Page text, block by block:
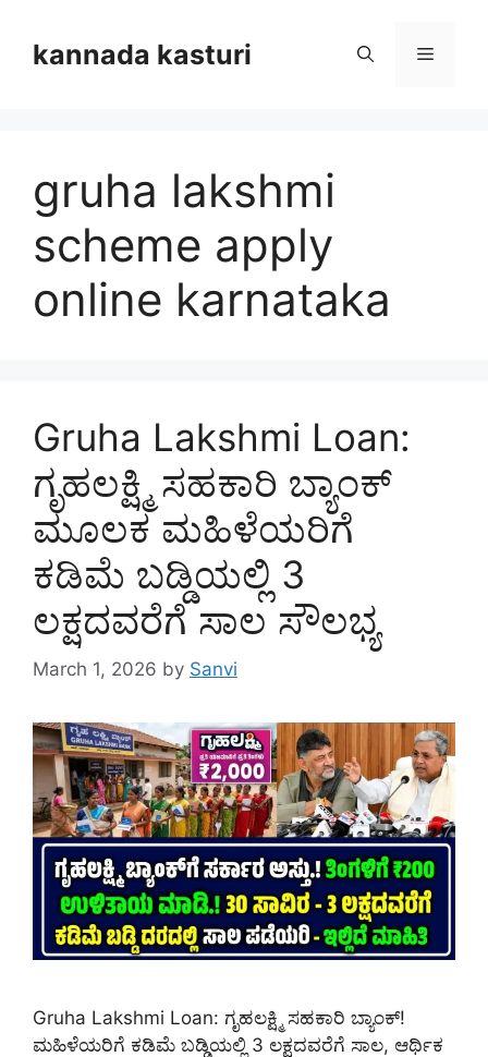
contentkannada kasturi Menu
gruha lakshmi
scheme apply
online karnataka
Gruha Lakshmi Loan:
ಗೃಹಲಕ್ಷ್ಮಿ ಸಹಕಾರಿ ಬ್ಯಾಂಕ್
ಮೂಲಕ ಮಹಿಳೆಯರಿಗೆ
ಕಡಿಮೆ ಬಡ್ಡಿಯಲ್ಲಿ 3
ಲಕ್ಷದವರೆಗೆ ಸಾಲ ಸೌಲಭ್ಯ
March 1, 2026 by Sanvi
Gruha Lakshmi Loan: ಗೃಹಲಕ್ಷ್ಮಿ ಸಹಕಾರಿ ಬ್ಯಾಂಕ್!
ಮಹಿಳೆಯರಿಗೆ ಕಡಿಮೆ ಬಡ್ಡಿಯಲ್ಲಿ 3 ಲಕ್ಷದವರೆಗೆ ಸಾಲ, ಆರ್ಥಿಕ